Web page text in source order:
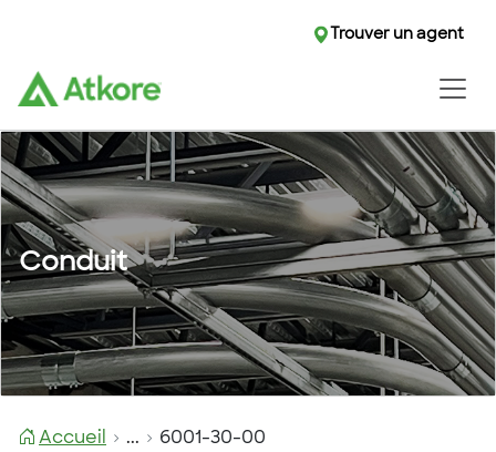
Trouver un agent
Conduit
Accueil ... 6001-30-00